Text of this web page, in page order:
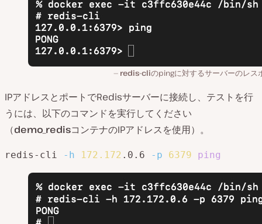
redis-cliのpingに対するサーバーのレス
IPアドレスとポートでRedisサーバーに接続し、テストを行
うには、以下のコマンドを実行してください
（demo_redisコンテナのIPアドレスを使用）。
redis-cli -h 172.172 .0.6 -p 6379 ping